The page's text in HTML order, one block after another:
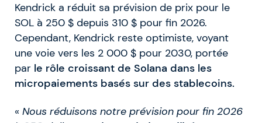
Kendrick a réduit sa prévision de prix pour le
SOL à 250 $ depuis 310 $ pour fin 2026.
Cependant, Kendrick reste optimiste, voyant
une voie vers les 2 000 $ pour 2030, portée
par le rôle croissant de Solana dans les
micropaiements basés sur des stablecoins.
« Nous réduisons notre prévision pour fin 2026